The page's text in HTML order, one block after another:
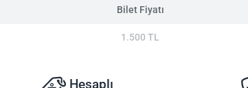
Bilet Fiyatı
1.500 TL
Hesaplı